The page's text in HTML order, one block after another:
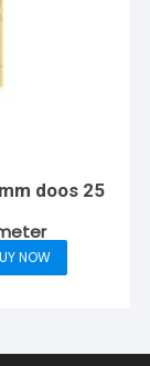
doos 25
NOW